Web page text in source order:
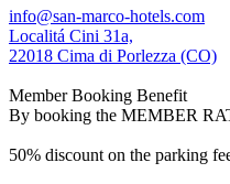
info@san-marco-hotels.com
Localitá Cini 31a,
22018 Cima di Porlezza (CO)
Member Booking Benefit
By booking the MEMBER
50% discount on the parking